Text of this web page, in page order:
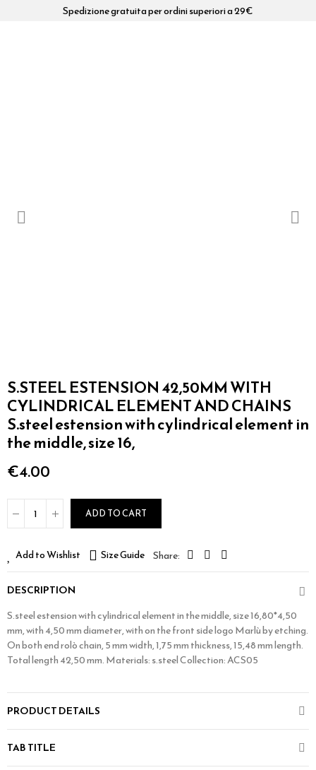
Spedizione gratuita per ordini superiori a 29€
S.STEEL ESTENSION 42,50MM WITH
CYLINDRICAL ELEMENT AND CHAINS
S.steel estension with cylindrical element in
the middle, size 16,
€4.00
ADD TO CART
Add to Wishlist Size Guide
DESCRIPTION
S.steel estension with cylindrical element in the middle, size 16,80*4,50
mm, with 4,50 mm diameter, with on the front side logo Marlù by etching.
On both end rolò chain, 5 mm width, 1,75 mm thickness, 15,48 mm length.
Total length 42,50 mm. Materials: s.steel Collection: ACS05
PRODUCT DETAILS
TAB TITLE